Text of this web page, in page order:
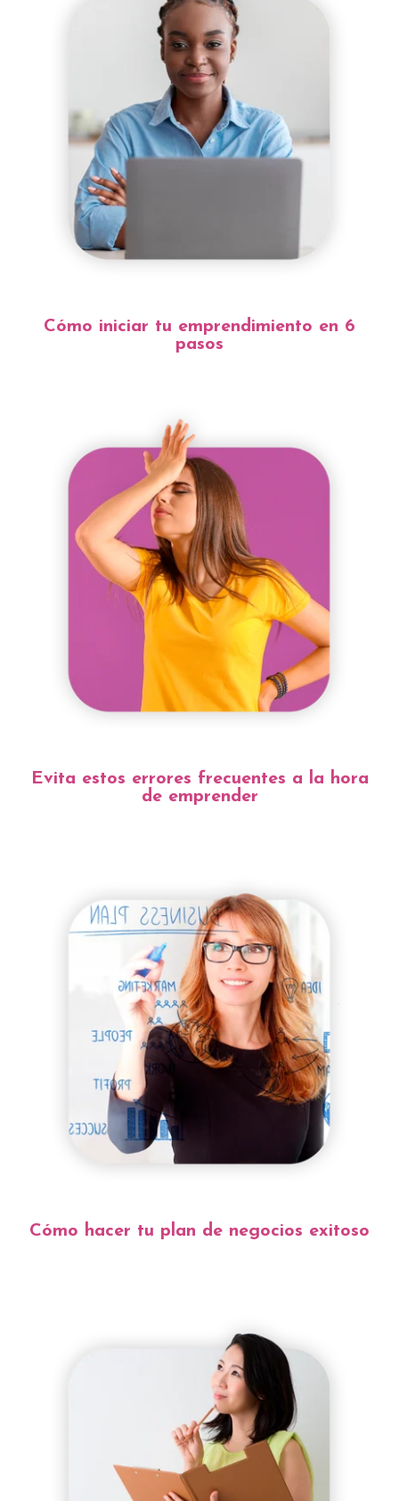
Cómo iniciar tu emprendimiento en 6
pasos
Evita estos errores frecuentes a la hora
de emprender
Cómo hacer tu plan de negocios exitoso